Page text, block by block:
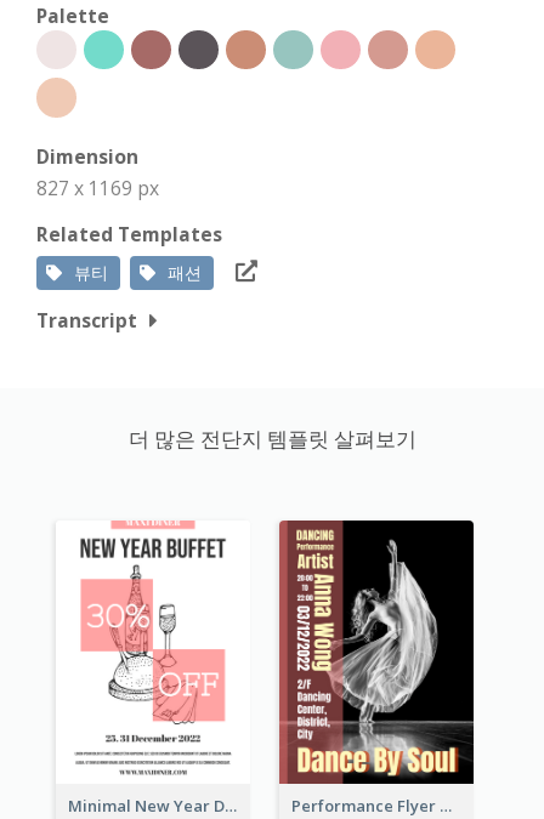
Palette
Dimension
827 x 1169 px
Related Templates
뷰티 패션
Transcript
더 많은 전단지 템플릿 살펴보기
Minimal New Year Dinning Promotion Design Idea Performance Flyer With Monochrome Photo